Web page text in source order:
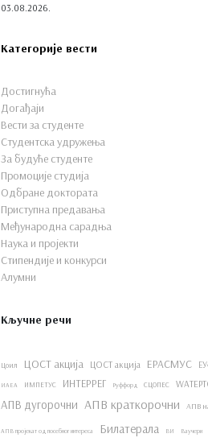
03.08.2026.
Категорије вести
Достигнућа
Догађаји
Вести за студенте
Студентска удружења
За будуће студенте
Промоције студија
Одбране доктората
Приступна предавања
Међународна сарадња
Наука и пројекти
Стипендије и конкурси
Алумни
Кључне речи
Цоил ЦОСТ акција ЦОСТ акција ЕРАСМУС
ИАЕА ИМПЕТУС ИНТЕРРЕГ Руффорд СЦОПЕС
АПВ дугорочни АПВ краткорочни АПВ
АПВ пројекат од посебног интереса Билатерала ВИ Ваучери